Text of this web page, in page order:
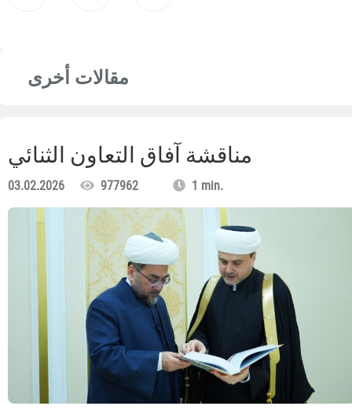
مقالات أخرى
مناقشة آفاق التعاون الثنائي
03.02.2026 977962 1 min.